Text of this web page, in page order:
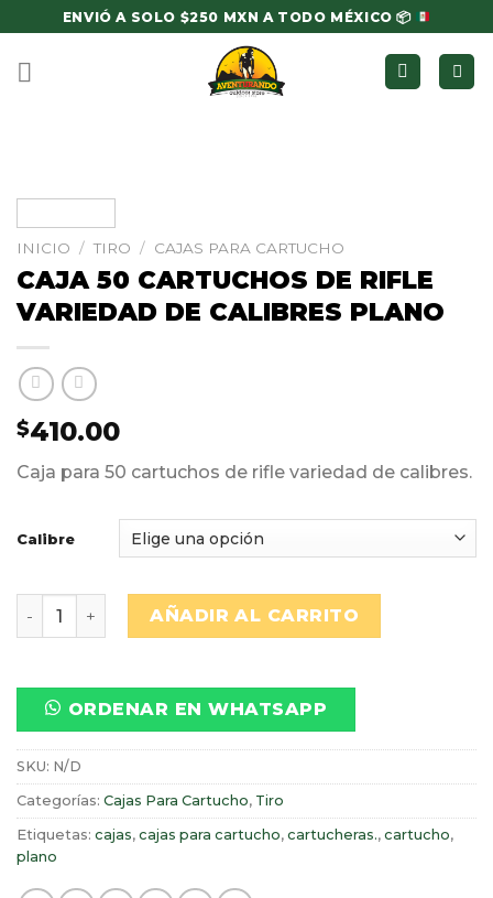
to
content
ENVIÓ A SOLO $250 MXN A TODO MÉXICO📦
INICIO / TIRO / CAJAS PARA CARTUCHO
CAJA 50 CARTUCHOS DE RIFLE
VARIEDAD DE CALIBRES PLANO
$410.00
Caja para 50 cartuchos de rifle variedad de calibres.
Calibre
CAJA 50 CARTUCHOS DE RIFLE VARIEDAD DE
AÑADIR AL CARRITO
ORDENAR EN WHATSAPP
SKU: N/D
Categorías: Cajas Para Cartucho, Tiro
Etiquetas: cajas, cajas para cartucho, cartucheras., cartucho,
plano